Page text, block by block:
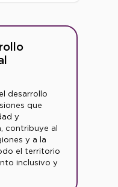
desarrollo
que
y
contribuye al
y a la
el territorio
inclusivo y